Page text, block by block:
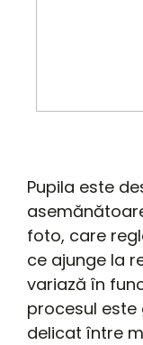
Pupila este
foto, care
ce ajunge la
variază în
procesul este
delicat între